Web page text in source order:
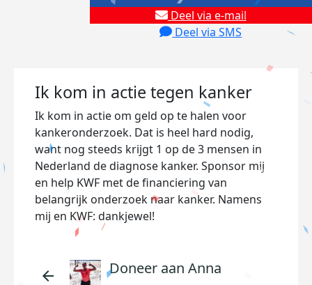
Deel via e-mail
Deel via SMS
Ik kom in actie tegen kanker
Ik kom in actie om geld op te halen voor
kankeronderzoek. Dat is heel hard nodig,
want nog steeds krijgt 1 op de 3 mensen in
Nederland de diagnose kanker. Sponsor mij
en help KWF met de financiering van
belangrijk onderzoek naar kanker. Namens
mij en KWF: dankjewel!
arrow_back Doneer aan Anna